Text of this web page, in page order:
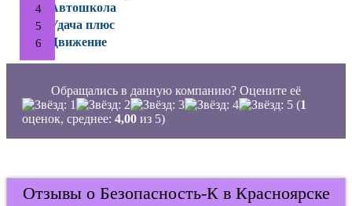
Автошкола
Удача плюс
Движение
Обращались в данную компанию? Оцените её
(1
оценок, среднее: 4,00 из 5)
Отзывы о Безопасность-К в Красноярске